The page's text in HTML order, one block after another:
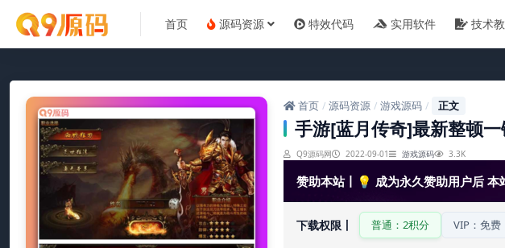
首页 源码资源 特效代码 实用软件 技术
首页 / 源码资源 / 游戏源码 / 正文
手游[蓝月传奇]最新整顿
Q9源码网 2022-09-01 游戏源码 3.3K
赞助本站丨💡 成为永久赞助用户后 本
下载权限丨 普通：2积分 VIP：免费